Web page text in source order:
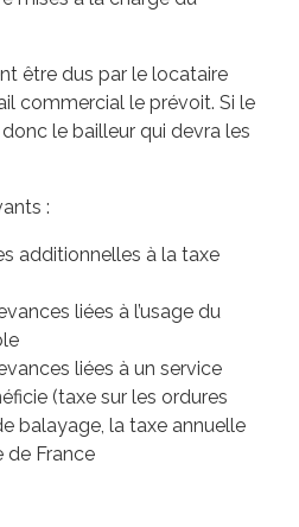
être dus par le locataire
commercial le prévoit. Si le
donc le bailleur qui devra les
:
additionnelles à la taxe
liées à l’usage du
liées à un service
(taxe sur les ordures
balayage, la taxe annuelle
de France